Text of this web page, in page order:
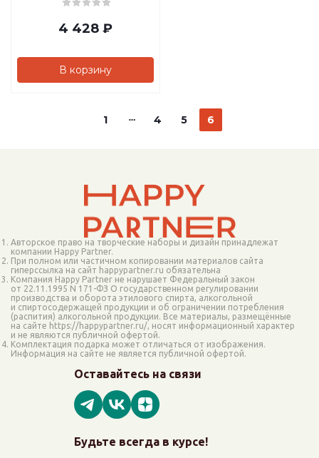
4 428 ₽
В корзину
1 4 5 6
Авторское право на творческие наборы и дизайн принадлежат
компании Happy Partner.
При полном или частичном копировании материалов сайта
гиперссылка на сайт happypartner.ru обязательна
Компания Happy Partner не нарушает Федеральный закон
от 22.11.1995 N 171-ФЗ О государственном регулировании
производства и оборота этилового спирта, алкогольной
и спиртосодержащей продукции и об ограничении потребления
(распития) алкогольной продукции. Все материалы, размещённые
на сайте https://happypartner.ru/, носят информационный характер
и не являются публичной офертой.
Комплектация подарка может отличаться от изображения.
Информация на сайте не является публичной офертой.
Оставайтесь на связи
Будьте всегда в курсе!